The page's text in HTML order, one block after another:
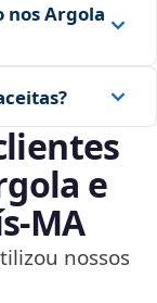
nos Argola
e
nossos